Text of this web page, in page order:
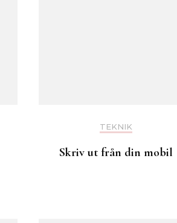
TEKNIK
Skriv ut från din mobil